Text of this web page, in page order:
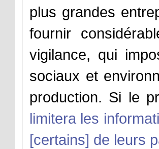
plus grandes
fournir
vigilance, qui
sociaux et
production. Si le
limitera les
[certains] de leurs